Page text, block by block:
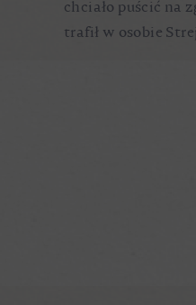
chciało puścić na
trafił w osobie